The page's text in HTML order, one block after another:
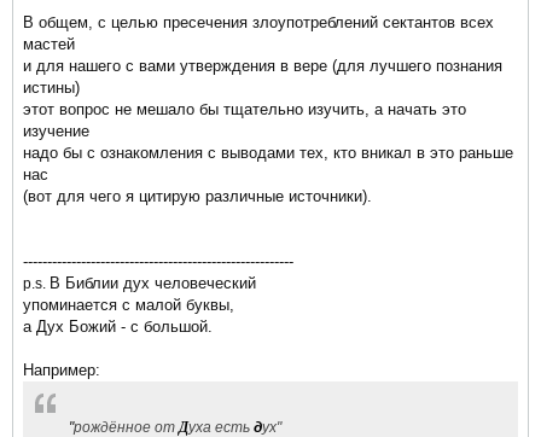
В общем, с целью пресечения злоупотреблений сектантов всех
мастей
и для нашего с вами утверждения в вере (для лучшего познания
истины)
этот вопрос не мешало бы тщательно изучить, а начать это
изучение
надо бы с ознакомления с выводами тех, кто вникал в это раньше
нас
(вот для чего я цитирую различные источники).
--------------------------------------------------------
p.s. В Библии дух человеческий
упоминается с малой буквы,
а Дух Божий - с большой.
Например:
"рождённое отДуха есть дух"